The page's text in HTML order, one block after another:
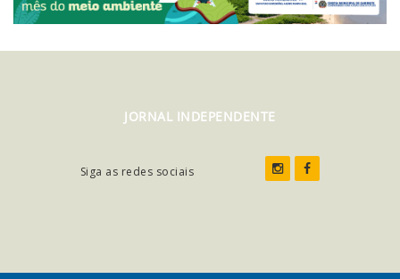
JORNAL INDEPENDENTE
Siga as redes sociais